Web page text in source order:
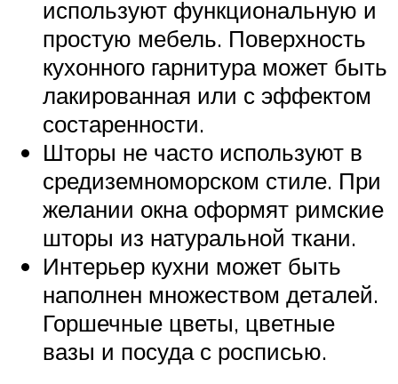
используют функциональную и
простую мебель. Поверхность
кухонного гарнитура может быть
лакированная или с эффектом
состаренности.
Шторы не часто используют в
средиземноморском стиле. При
желании окна оформят римские
шторы из натуральной ткани.
Интерьер кухни может быть
наполнен множеством деталей.
Горшечные цветы, цветные
вазы и посуда с росписью.